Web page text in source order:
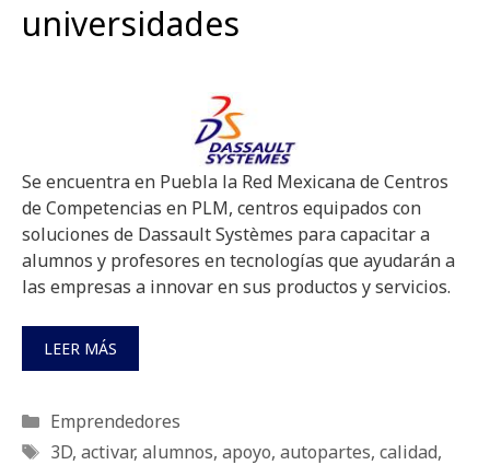
universidades
Se encuentra en Puebla la Red Mexicana de Centros
de Competencias en PLM, centros equipados con
soluciones de Dassault Systèmes para capacitar a
alumnos y profesores en tecnologías que ayudarán a
las empresas a innovar en sus productos y servicios.
LEER MÁS
Categorías
Emprendedores
Etiquetas
3D, activar, alumnos, apoyo, autopartes, calidad,